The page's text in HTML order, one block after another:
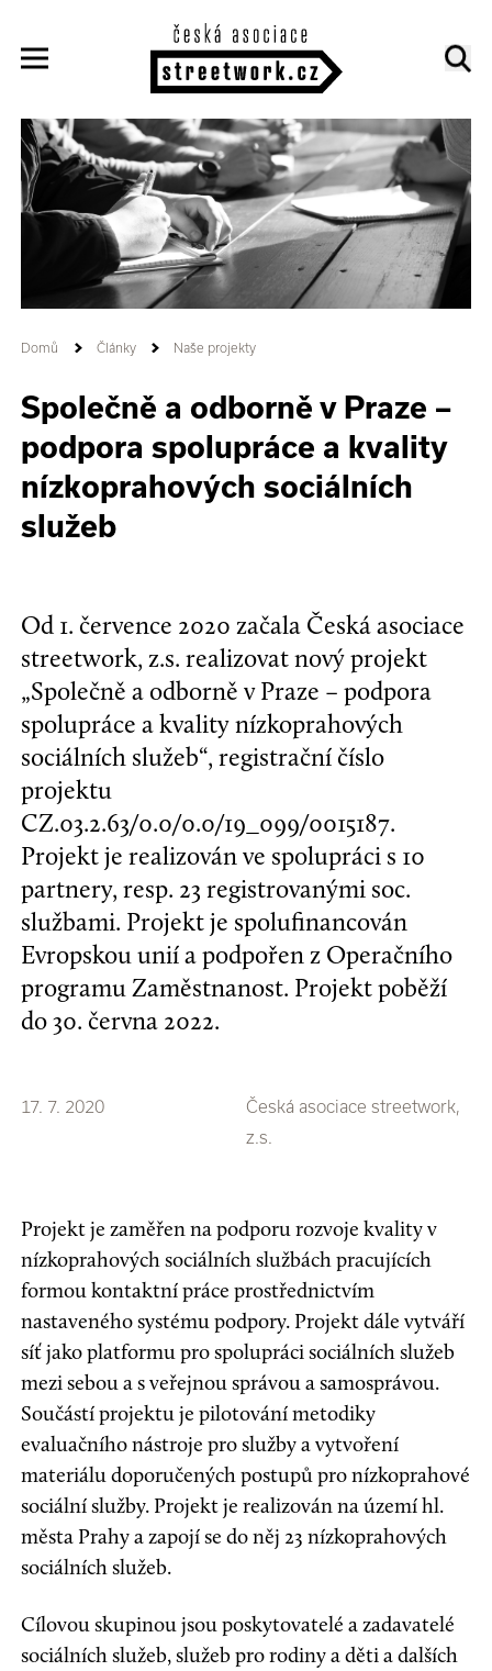
Domů Články Naše projekty
Společně a odborně v Praze –
podpora spolupráce a kvality
nízkoprahových sociálních
služeb
Od 1. července 2020 začala Česká asociace
streetwork, z.s. realizovat nový projekt
„Společně a odborně v Praze – podpora
spolupráce a kvality nízkoprahových
sociálních služeb“, registrační číslo
projektu
CZ.03.2.63/0.0/0.0/19_099/0015187.
Projekt je realizován ve spolupráci s 10
partnery, resp. 23 registrovanými soc.
službami. Projekt je spolufinancován
Evropskou unií a podpořen z Operačního
programu Zaměstnanost. Projekt poběží
do 30. června 2022.
17. 7. 2020
Česká asociace streetwork,
z.s.
Projekt je zaměřen na podporu rozvoje kvality v
nízkoprahových sociálních službách pracujících
formou kontaktní práce prostřednictvím
nastaveného systému podpory. Projekt dále vytváří
síť jako platformu pro spolupráci sociálních služeb
mezi sebou a s veřejnou správou a samosprávou.
Součástí projektu je pilotování metodiky
evaluačního nástroje pro služby a vytvoření
materiálu doporučených postupů pro nízkoprahové
sociální služby. Projekt je realizován na území hl.
města Prahy a zapojí se do něj 23 nízkoprahových
sociálních služeb.
Cílovou skupinou jsou poskytovatelé a zadavatelé
sociálních služeb, služeb pro rodiny a děti a dalších